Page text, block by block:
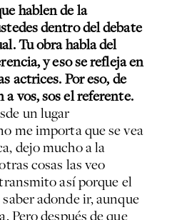
hablen de la
dentro del debate
Tu obra habla del
y eso se refleja en
actrices. Por eso, de
vos, sos el referente.
un lugar
me importa que se vea
dejo mucho a la
cosas las veo
así porque el
adonde ir, aunque
Pero después de que